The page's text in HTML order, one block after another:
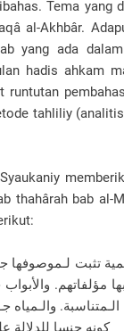
Tema
al-Akhbâr.
yang ada
hadis ahkam
tahliliy
Syaukaniy
thahârah bab al-
مؤلفاتهم.
والـمياه
كونه جنسا للدلالة